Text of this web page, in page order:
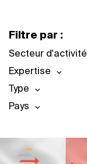
Filtre par :
Secteur d'activité
Expertise
Type
Pays